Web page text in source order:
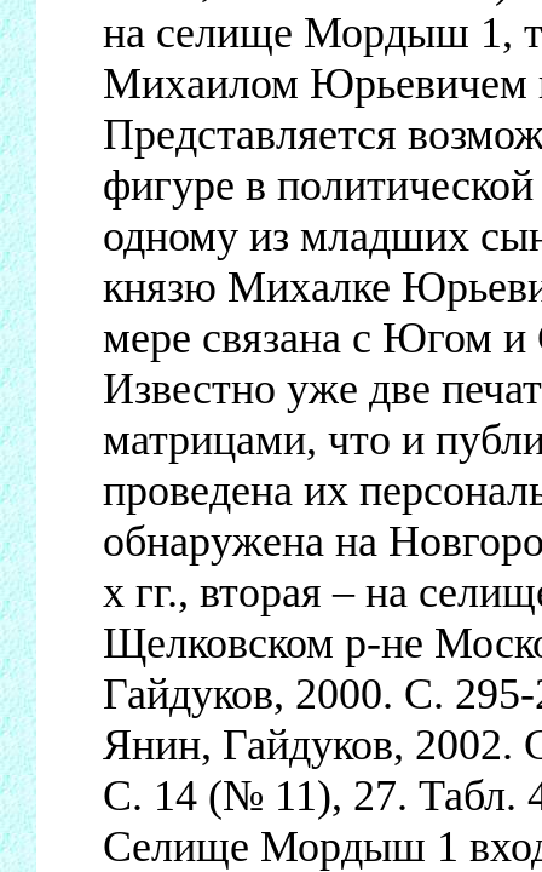
на селище Мордыш 1,
Михаилом
Представляется
фигуре в
одному из младших
князю Михалке
мере связана с Югом
Известно уже две
матрицами, что и
проведена их
обнаружена на
х гг., вторая – на
Щелковском р-не
Гайдуков, 2000. С.
Янин, Гайдуков, 2002.
С. 14 (№ 11), 27. Табл.
Селище Мордыш 1